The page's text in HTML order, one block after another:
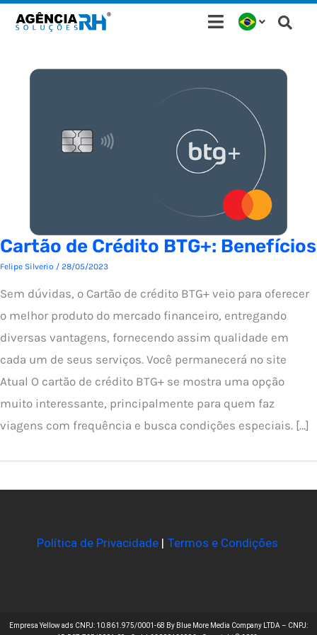
para
conteúdo
Cartão de Crédito BTG+: Benefícios
Felipe Silverio / 28/05/2023
Sem dúvidas, o Cartão de crédito BTG+ veio para oferecer
o melhor produto do mercado financeiro, entregando
diversas vantagens, fornecendo assim qualidade em
cada um de seus serviços. Você permanecerá no site
Atual O cartão de crédito BTG+ se mostra uma opção
muito interessante, principalmente para quem faz
viagens com frequência e busca condições especiais. […]
Política de Privacidade| Termos e Condições
Empresa Yellow ads CNPJ: 10.861.975/0001-68 By Blue More Media Company LTDA – CNPJ: